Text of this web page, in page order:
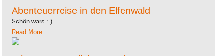
Abenteuerreise in den Elfenwald
Schön wars :-)
Read More